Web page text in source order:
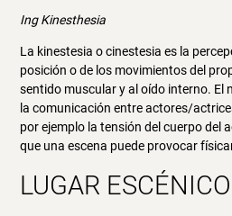
Ing Kinesthesia
La kinestesia o cinestesia es la
posición o de los movimientos del
sentido muscular y al oído interno. El
la comunicación entre actores/
por ejemplo la tensión del cuerpo del
que una escena puede provocar
LUGAR ESCÉNICO